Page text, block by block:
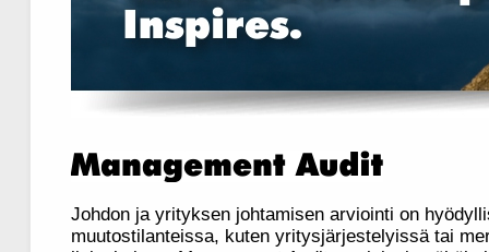
Johdon ja yrityksen johtamisen arviointi on
muutostilanteissa, kuten yritysjärjestelyissä tai